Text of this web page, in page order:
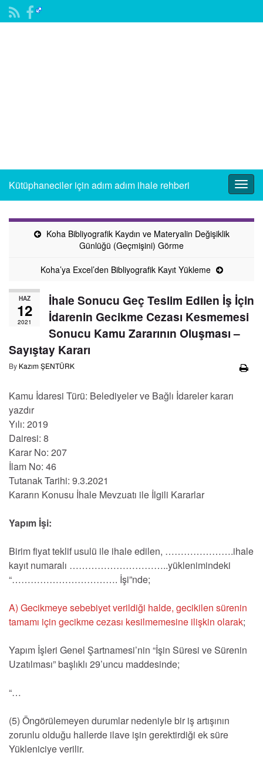
Kütüphaneciler için adım adım ihale rehberi
Koha Bibliyografik Kaydın ve Materyalin Değişiklik
Günlüğü (Geçmişini) Görme
Koha’ya Excel’den Bibliyografik Kayıt Yükleme
HAZ
12
2021
İhale Sonucu Geç Teslim Edilen İş İçin
İdarenin Gecikme Cezası Kesmemesi
Sonucu Kamu Zararının Oluşması –
Sayıştay Kararı
By Kazım ŞENTÜRK
Kamu İdaresi Türü: Belediyeler ve Bağlı İdareler kararı
yazdır
Yılı: 2019
Dairesi: 8
Karar No: 207
İlam No: 46
Tutanak Tarihi: 9.3.2021
Kararın Konusu İhale Mevzuatı ile İlgili Kararlar
Yapım İşi:
Birim fiyat teklif usulü ile ihale edilen, ………………….ihale
kayıt numaralı …………………………..yüklenimindeki
“……………………………. İşi”nde;
A) Gecikmeye sebebiyet verildiği halde, gecikilen sürenin
tamamı için gecikme cezası kesilmemesine ilişkin olarak;
Yapım İşleri Genel Şartnamesi’nin “İşin Süresi ve Sürenin
Uzatılması” başlıklı 29’uncu maddesinde;
“…
(5) Öngörülemeyen durumlar nedeniyle bir iş artışının
zorunlu olduğu hallerde ilave işin gerektirdiği ek süre
Yükleniciye verilir.